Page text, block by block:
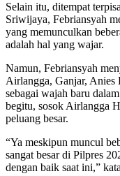
Selain itu, ditempat
Sriwijaya, Febriansyah
yang memunculkan
adalah hal yang wajar.
Namun, Febriansyah
Airlangga, Ganjar, Anies
sebagai wajah baru
begitu, sosok Airlangga
peluang besar.
“Ya meskipun muncul
sangat besar di Pilpres
dengan baik saat ini,”